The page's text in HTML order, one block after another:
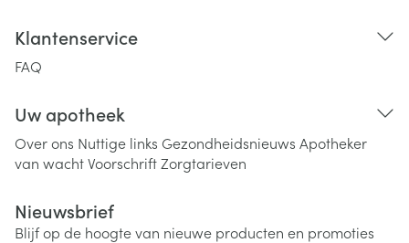
Klantenservice
FAQ
Uw apotheek
Over ons Nuttige links Gezondheidsnieuws Apotheker
van wachtVoorschriftZorgtarieven
Nieuwsbrief
Blijf op de hoogte van nieuwe producten en promoties